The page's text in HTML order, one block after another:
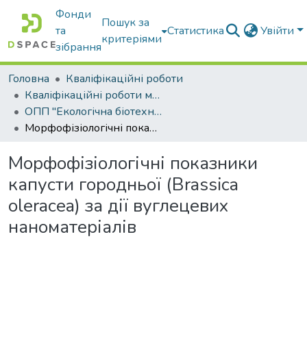
Фонди
та
зібрання
Пошук за
критеріями
Статистика Увійти
Головна
Кваліфікаційні роботи
Кваліфікаційні роботи магістрів
ОПП "Екологічна біотехнологія та біоенергетика"
Морфофізіологічні показники капусти городньої (Brassica oleracea) за дії вуглецевих наноматеріалів
Морфофізіологічні показники
капусти городньої (Brassica
oleracea) за дії вуглецевих
наноматеріалів